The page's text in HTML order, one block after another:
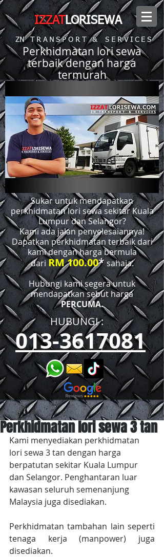
IZZATLORISEWA
ZN T R A N S P O R T & S E R V I C E S
Perkhidmatan lori sewa
terbaik dengan harga
termurah
Sukar untuk mendapatkan
perkhidmatan lori sewa sekitar Kuala
Lumpur dan Selangor?
Kami ada jalan penyelesaiannya!
Dapatkan perkhidmatan terbaik dari
kami dengan harga bermula
dariRM 100.00*sahaja.
Hubungi kami segera untuk
mendapatkan sebut harga
PERCUMA.
HUBUNGI :​​
013-3617081
Perkhidmatan lori sewa 3 tan
Kami menyediakan perkhidmatan
lori sewa 3 tan dengan harga
berpatutan sekitar Kuala Lumpur
dan Selangor. Penghantaran luar
kawasan seluruh semenanjung
Malaysia juga disediakan.
Perkhidmatan tambahan lain seperti
tenaga kerja (manpower) juga
disediakan.